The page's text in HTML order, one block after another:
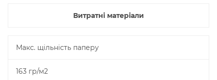
Витратні матеріали
Макс. щільність паперу
163 гр/м2